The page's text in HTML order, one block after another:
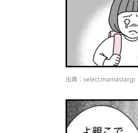
出典：select.mamastar.jp